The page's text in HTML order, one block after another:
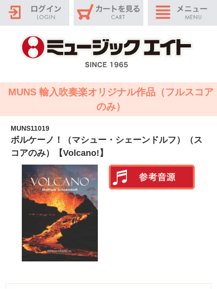
MUNS 輸入吹奏楽オリジナル作品（フルスコア
のみ）
MUNS11019
ボルケーノ！（マシュー・シェーンドルフ）（ス
コアのみ）【Volcano!】